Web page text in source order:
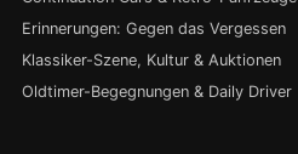
Erinnerungen: Gegen das Vergessen
Klassiker-Szene, Kultur & Auktionen
Oldtimer-Begegnungen & Daily Driver